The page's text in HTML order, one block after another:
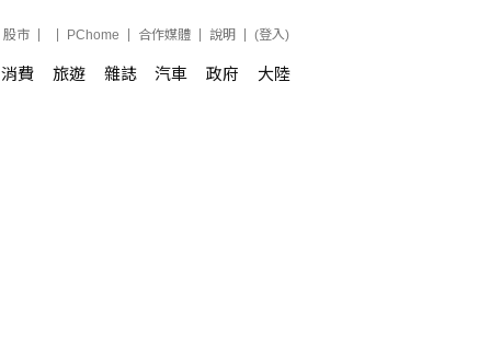
股市 PChome 合作媒體 說明 (登入)
消費 旅遊 雜誌 汽車 政府 大陸